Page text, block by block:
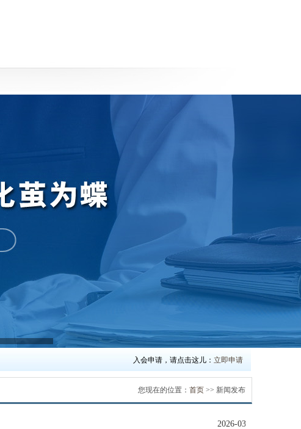
入会申请，请点击这儿： 立即申请
您现在的位置： 首页 >> 新闻发布
2026-03-19